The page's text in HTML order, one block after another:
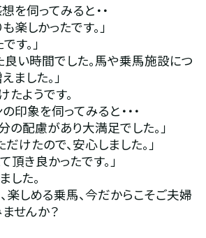
を伺ってみると・・
楽しかったです。」
す。」
良い時間でした。馬や乗馬施設につ
ました。」
たようです。
印象を伺ってみると・・・
の配慮があり大満足でした。」
けたので、安心しました。」
頂き良かったです。」
した。
楽しめる乗馬、今だからこそご夫婦
せんか？